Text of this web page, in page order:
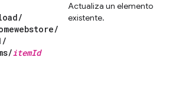
/
/
/
/itemId
Actualiza un elemento
existente.